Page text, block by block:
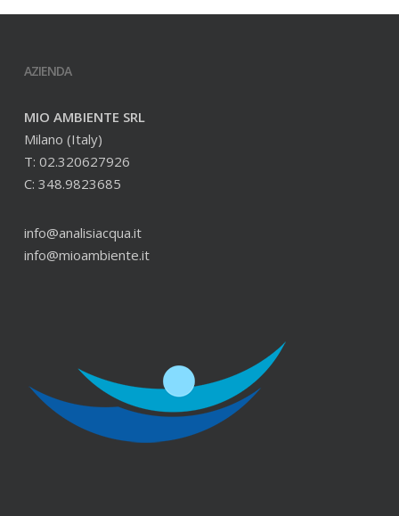
AZIENDA
MIO AMBIENTE SRL
Milano (Italy)
T: 02.320627926
C: 348.9823685
info@analisiacqua.it
info@mioambiente.it